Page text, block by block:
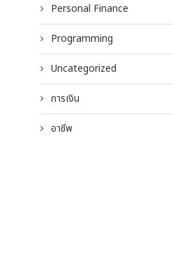
Personal Finance
Programming
Uncategorized
การเงิน
อาชีพ